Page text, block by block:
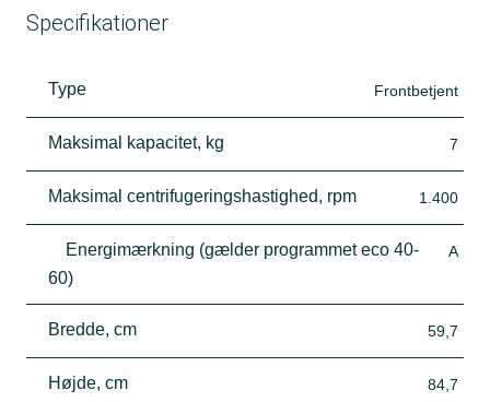
Specifikationer
Type Frontbetjent
Maksimal kapacitet, kg 7
Maksimal centrifugeringshastighed, rpm 1.400
Energimærkning (gælder programmet eco 40-
60)
A
Bredde, cm 59,7
Højde, cm 84,7